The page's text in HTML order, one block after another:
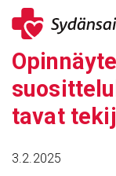
Siirry
sisältöön
tavat
3.2.2025